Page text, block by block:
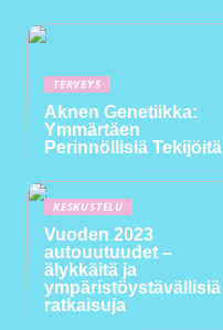
TERVEYS
Aknen Genetiikka:
Ymmärtäen
Perinnöllisiä Tekijöitä
KESKUSTELU
Vuoden 2023
autouutuudet –
älykkäitä ja
ympäristöystävällisiä
ratkaisuja